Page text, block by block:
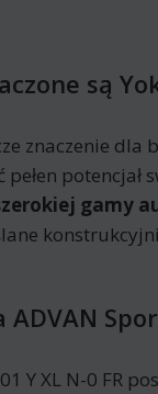
są
znaczenie
potencjał
gamy
Y XL N-0 FR